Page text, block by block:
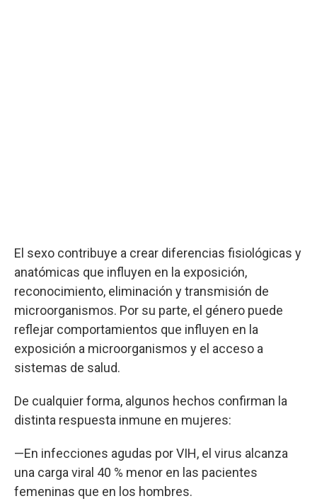
El sexo contribuye a crear diferencias fisiológicas y
anatómicas que influyen en la exposición,
reconocimiento, eliminación y transmisión de
microorganismos. Por su parte, el género puede
reflejar comportamientos que influyen en la
exposición a microorganismos y el acceso a
sistemas de salud.
De cualquier forma, algunos hechos confirman la
distinta respuesta inmune en mujeres:
—En infecciones agudas por VIH, el virus alcanza
una carga viral 40 % menor en las pacientes
femeninas que en los hombres.